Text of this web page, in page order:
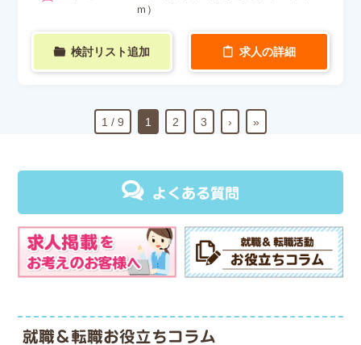
ｍ）
検討リスト追加 求人の詳細
1 / 9 1 2 3 › »
よくある質問
就職＆転職お役立ちコラム